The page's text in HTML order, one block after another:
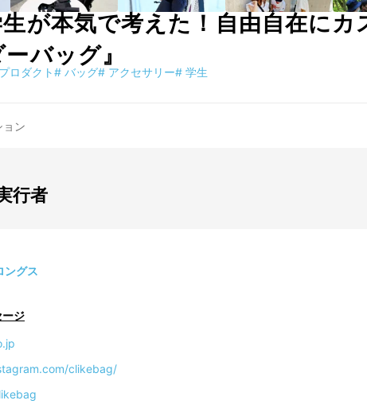
が本気で考えた！自由自在に
バッグ』
プロダクト# バッグ# アクセサリー# 学生
ョン
行者
ングス
ジ
clikebag/